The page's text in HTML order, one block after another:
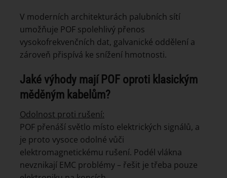
V moderních architekturách palubních sítí
umožňuje POF spolehlivý přenos
vysokofrekvenčních dat, galvanické oddělení a
zároveň přispívá ke snížení hmotnosti.
Jaké výhody mají POF oproti klasickým
měděným kabelům?
Odolnost proti rušení:
POF přenáší světlo místo elektrických signálů, a
je proto vysoce odolné vůči
elektromagnetickému rušení. Podél vlákna
nevznikají EMC problémy – řešit je třeba pouze